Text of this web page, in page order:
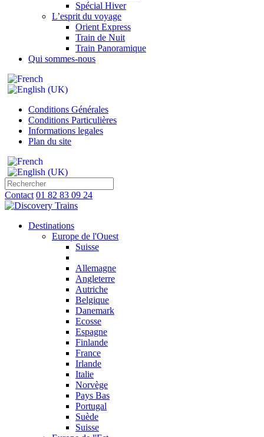
Spécial Hiver
L’esprit du voyage
Orient Express
Train de Nuit
Train Panoramique
Qui sommes-nous
Conditions Générales
Conditions Particulières
Informations legales
Plan du site
Contact 01 82 83 09 24
Destinations
Europe de l'Ouest
Suisse
Allemagne
Angleterre
Autriche
Belgique
Danemark
Ecosse
Espagne
Finlande
France
Irlande
Italie
Norvège
Pays Bas
Portugal
Suède
Suisse